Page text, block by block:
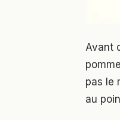
Avant
pas le
au